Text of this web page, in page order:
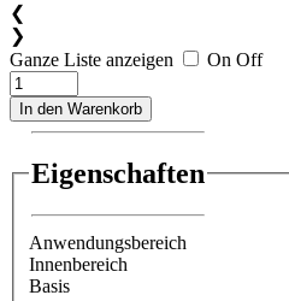
❮
❯
Ganze Liste anzeigen
On Off
In den Warenkorb
Eigenschaften
Anwendungsbereich
Innenbereich
Basis